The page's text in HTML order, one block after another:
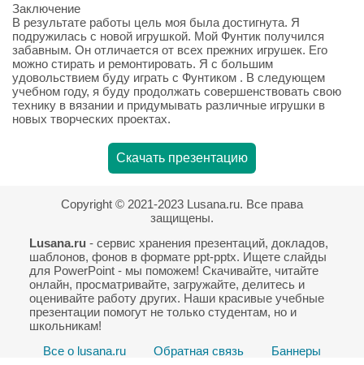
Заключение
В результате работы цель моя была достигнута. Я
подружилась с новой игрушкой. Мой Фунтик получился
забавным. Он отличается от всех прежних игрушек. Его
можно стирать и ремонтировать. Я с большим
удовольствием буду играть с Фунтиком . В следующем
учебном году, я буду продолжать совершенствовать свою
технику в вязании и придумывать различные игрушки в
новых творческих проектах.
Скачать презентацию
Copyright © 2021-2023 Lusana.ru. Все права
защищены.
Lusana.ru - сервис хранения презентаций, докладов,
шаблонов, фонов в формате ppt-pptx. Ищете слайды
для PowerPoint - мы поможем! Скачивайте, читайте
онлайн, просматривайте, загружайте, делитесь и
оценивайте работу других. Наши красивые учебные
презентации помогут не только студентам, но и
школьникам!
Все о lusana.ru
Обратная связь Баннеры